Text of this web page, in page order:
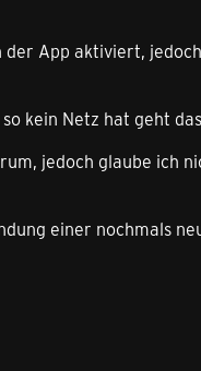
App aktiviert,
kein Netz hat geht
jedoch glaube ich
einer nochmals